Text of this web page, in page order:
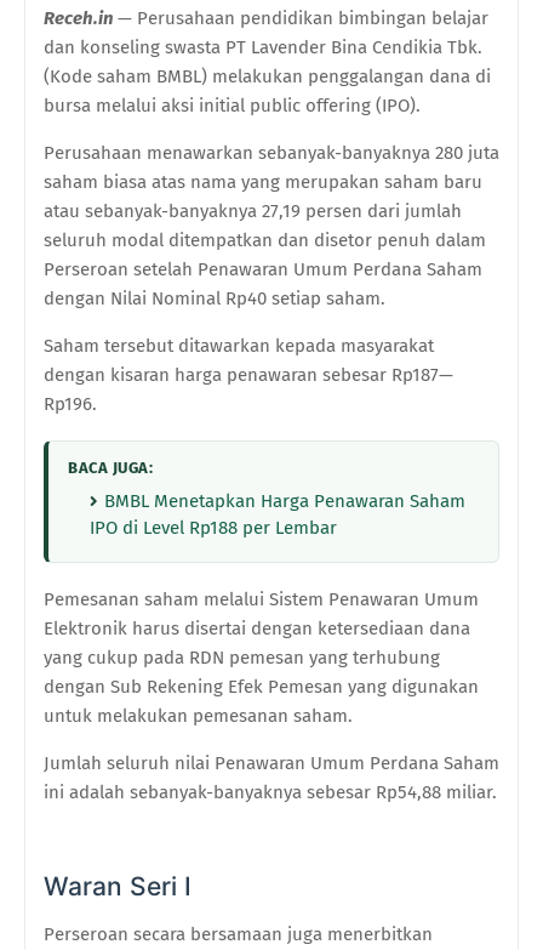
Receh.in — Perusahaan pendidikan bimbingan belajar
dan konseling swasta PT Lavender Bina Cendikia Tbk.
(Kode saham BMBL) melakukan penggalangan dana di
bursa melalui aksi initial public offering (IPO).
Perusahaan menawarkan sebanyak-banyaknya 280 juta
saham biasa atas nama yang merupakan saham baru
atau sebanyak-banyaknya 27,19 persen dari jumlah
seluruh modal ditempatkan dan disetor penuh dalam
Perseroan setelah Penawaran Umum Perdana Saham
dengan Nilai Nominal Rp40 setiap saham.
Saham tersebut ditawarkan kepada masyarakat
dengan kisaran harga penawaran sebesar Rp187—
Rp196.
BACA JUGA:
BMBL Menetapkan Harga Penawaran Saham
IPO di Level Rp188 per Lembar
Pemesanan saham melalui Sistem Penawaran Umum
Elektronik harus disertai dengan ketersediaan dana
yang cukup pada RDN pemesan yang terhubung
dengan Sub Rekening Efek Pemesan yang digunakan
untuk melakukan pemesanan saham.
Jumlah seluruh nilai Penawaran Umum Perdana Saham
ini adalah sebanyak-banyaknya sebesar Rp54,88 miliar.
Waran Seri I
Perseroan secara bersamaan juga menerbitkan